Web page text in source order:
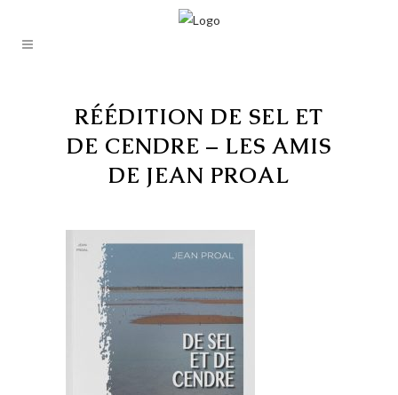
RÉÉDITION DE SEL ET
DE CENDRE – LES AMIS
DE JEAN PROAL